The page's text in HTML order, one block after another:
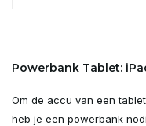
Powerbank Tablet:
Om de accu van een
heb je een powerbank